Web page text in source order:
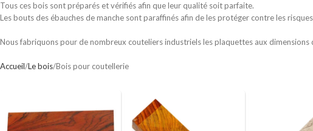
Tous ces bois sont préparés et vérifiés afin que leur qualité soit parfaite.
Les bouts des ébauches de manche sont paraffinés afin de les protéger contre les
Nous fabriquons pour de nombreux couteliers industriels les plaquettes aux dimensions
Accueil Le bois Bois pour coutellerie